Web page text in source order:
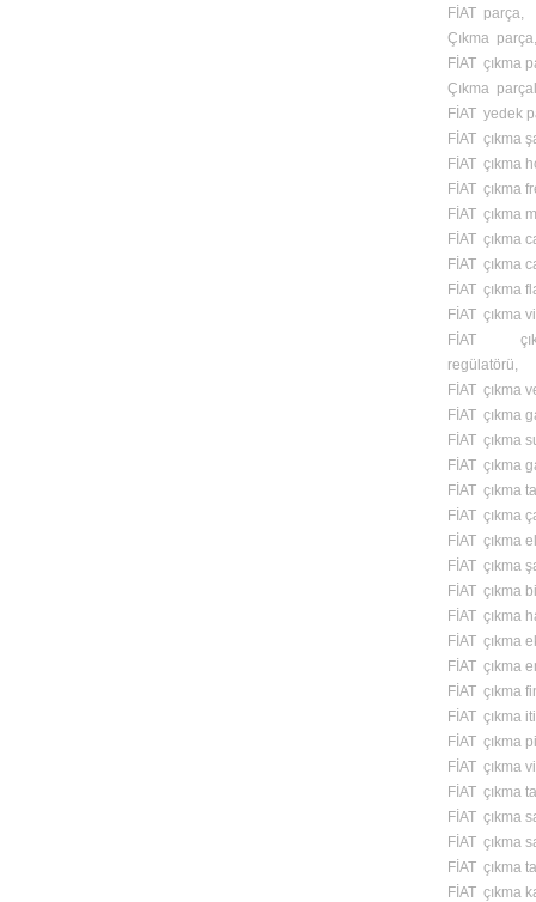
FİAT parça,
Çıkma parça,
FİAT çıkma
Çıkma
FİAT yedek
FİAT çıkma
FİAT çıkma
FİAT çıkma
FİAT çıkma
FİAT çıkma
FİAT çıkma
FİAT çıkma
FİAT çıkma
FİAT
regülatörü,
FİAT çıkma
FİAT çıkma
FİAT çıkma
FİAT çıkma
FİAT çıkma
FİAT çıkma
FİAT çıkma
FİAT çıkma
FİAT çıkma
FİAT çıkma
FİAT çıkma
FİAT çıkma
FİAT çıkma
FİAT çıkma
FİAT çıkma
FİAT çıkma
FİAT çıkma
FİAT çıkma
FİAT çıkma
FİAT çıkma
FİAT çıkma